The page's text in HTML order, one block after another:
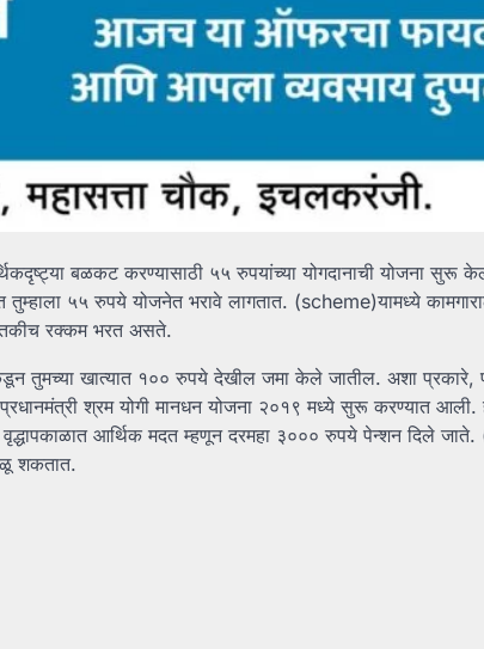
बळकट करण्यासाठी ५५ रुपयांच्या योगदानाची योजना सुरू
५५ रुपये योजनेत भरावे लागतात. (scheme)यामध्ये
रक्कम भरत असते.
तुमच्या खात्यात १०० रुपये देखील जमा केले जातील. अशा प्रकारे,
श्रम योगी मानधन योजना २०१९ मध्ये सुरू करण्यात आली.
आर्थिक मदत म्हणून दरमहा ३००० रुपये पेन्शन दिले
शकतात.